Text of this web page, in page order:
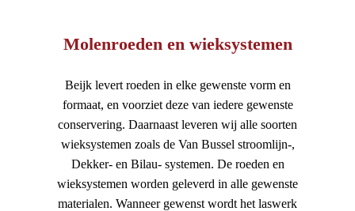
Molenroeden en wieksystemen
Beijk levert roeden in elke gewenste vorm en
formaat, en voorziet deze van iedere gewenste
conservering. Daarnaast leveren wij alle soorten
wieksystemen zoals de Van Bussel stroomlijn-,
Dekker- en Bilau- systemen. De roeden en
wieksystemen worden geleverd in alle gewenste
materialen. Wanneer gewenst wordt het laswerk